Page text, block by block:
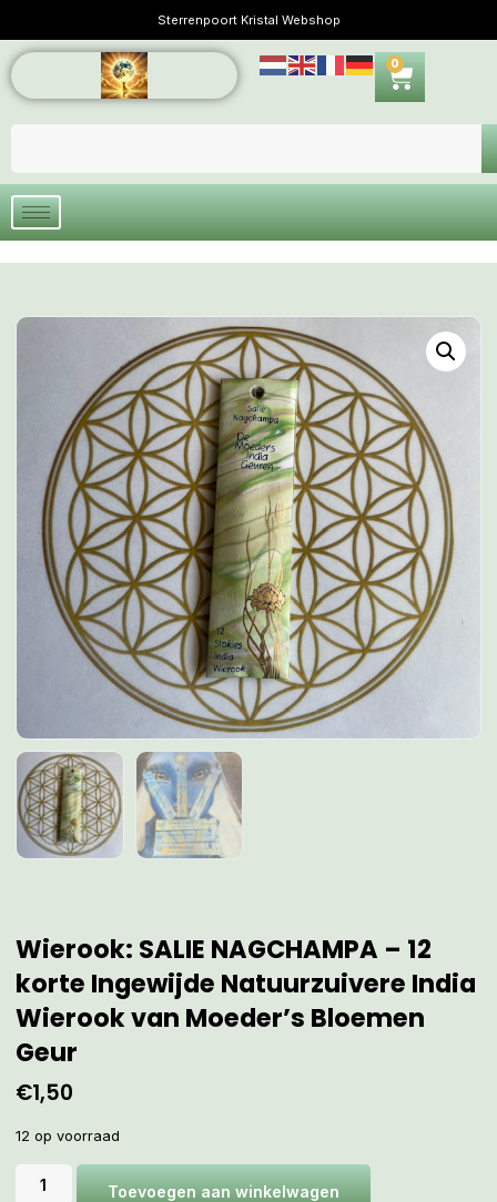
Sterrenpoort Kristal Webshop
0
Wierook: SALIE NAGCHAMPA – 12
korte Ingewijde Natuurzuivere India
Wierook van Moeder’s Bloemen
Geur
€1,50
12 op voorraad
Toevoegen aan winkelwagen